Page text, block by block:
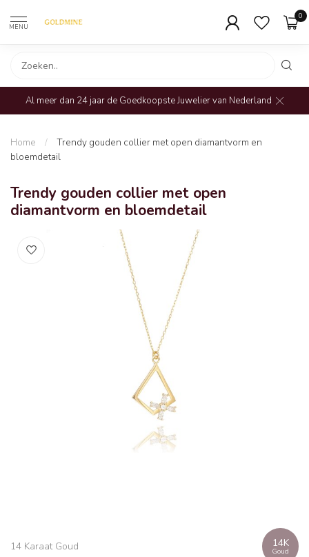
MENU
0
Al meer dan 24 jaar de Goedkoopste Juwelier van Nederland
Home /
Trendy gouden collier met open diamantvorm en
bloemdetail
Trendy gouden collier met open
diamantvorm en bloemdetail
14 Karaat Goud 14K
Goud